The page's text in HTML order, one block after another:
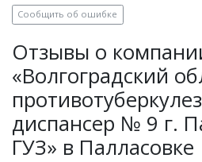
Сообщить об ошибке
Отзывы о
«Волгоградский
диспансер № 9 г.
ГУЗ» в Палласовке